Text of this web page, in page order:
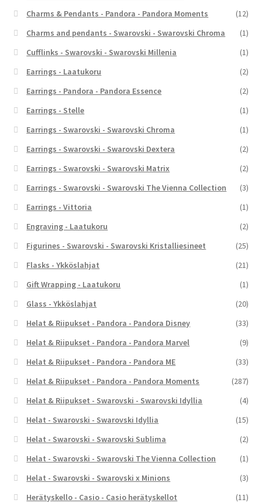
Charms & Pendants - Pandora - Pandora Moments
(12)
Charms and pendants - Swarovski - Swarovski Chroma
(1)
Cufflinks - Swarovski - Swarovski Millenia
(1)
Earrings - Laatukoru
(2)
Earrings - Pandora - Pandora Essence
(2)
Earrings - Stelle
(1)
Earrings - Swarovski - Swarovski Chroma
(1)
Earrings - Swarovski - Swarovski Dextera
(2)
Earrings - Swarovski - Swarovski Matrix
(2)
Earrings - Swarovski - Swarovski The Vienna Collection
(3)
Earrings - Vittoria
(1)
Engraving - Laatukoru
(2)
Figurines - Swarovski - Swarovski Kristalliesineet
(25)
Flasks - Ykköslahjat
(21)
Gift Wrapping - Laatukoru
(1)
Glass - Ykköslahjat
(20)
Helat & Riipukset - Pandora - Pandora Disney
(33)
Helat & Riipukset - Pandora - Pandora Marvel
(9)
Helat & Riipukset - Pandora - Pandora ME
(33)
Helat & Riipukset - Pandora - Pandora Moments
(287)
Helat & Riipukset - Swarovski - Swarovski Idyllia
(4)
Helat - Swarovski - Swarovski Idyllia
(15)
Helat - Swarovski - Swarovski Sublima
(2)
Helat - Swarovski - Swarovski The Vienna Collection
(1)
Helat - Swarovski - Swarovski x Minions
(3)
Herätyskello - Casio - Casio herätyskellot
(11)